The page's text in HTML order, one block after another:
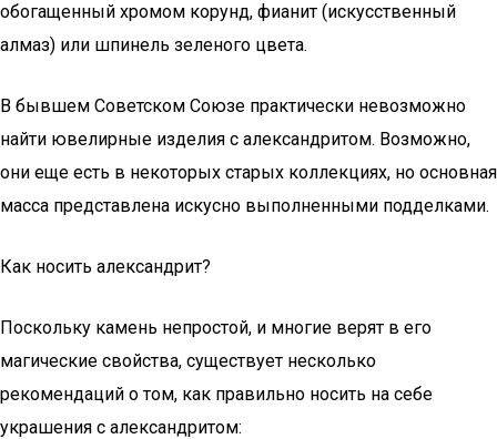
обогащенный хромом корунд, фианит (искусственный
алмаз) или шпинель зеленого цвета.
В бывшем Советском Союзе практически невозможно
найти ювелирные изделия с александритом. Возможно,
они еще есть в некоторых старых коллекциях, но основная
масса представлена искусно выполненными подделками.
Как носить александрит?
Поскольку камень непростой, и многие верят в его
магические свойства, существует несколько
рекомендаций о том, как правильно носить на себе
украшения с александритом: